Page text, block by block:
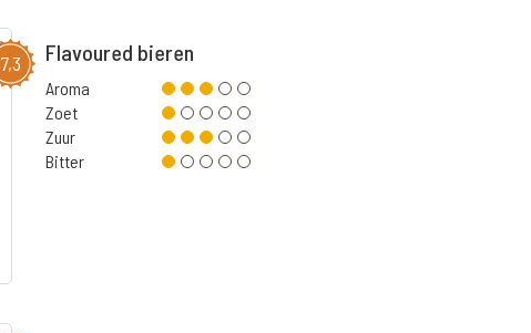
7,3 Flavoured bieren
Aroma
Zoet
Zuur
Bitter